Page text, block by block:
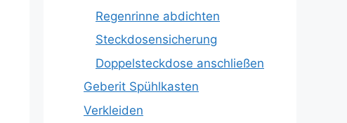
Regenrinne abdichten
Steckdosensicherung
Doppelsteckdose anschließen
Geberit Spühlkasten
Verkleiden